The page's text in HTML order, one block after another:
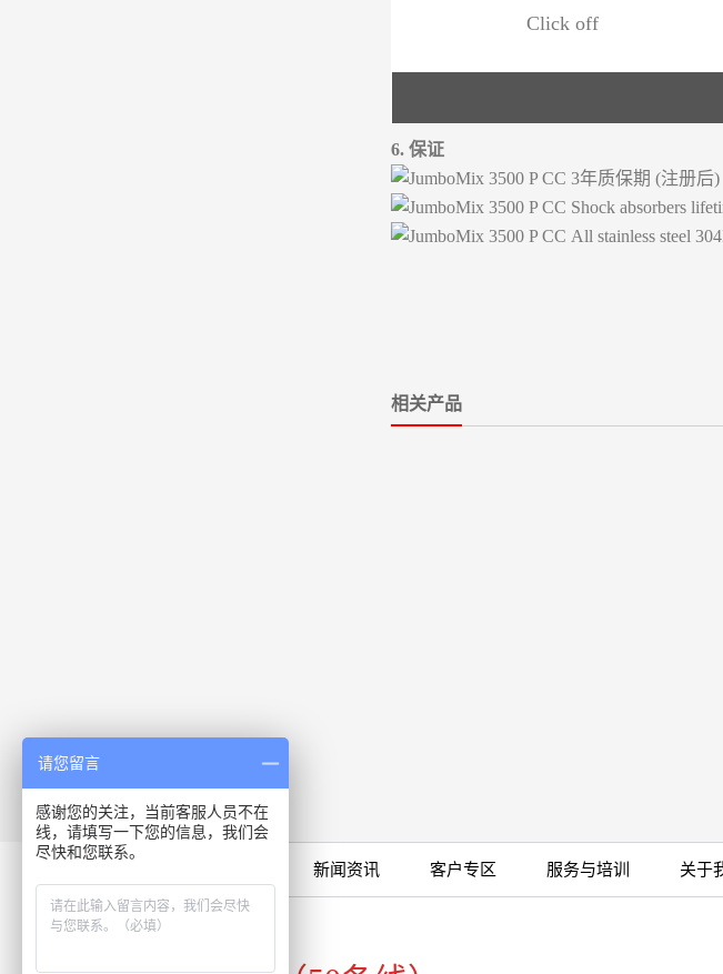
Click off
6. 保证
3年质保期 (注册后)
Shock absorbers
All stainless steel
相关产品
新闻资讯 客户专区 服务与培训 关于
咨询专线
请您留言
感谢您的关注，当前客服人员不在
线，请填写一下您的信息，我们会
尽快和您联系。